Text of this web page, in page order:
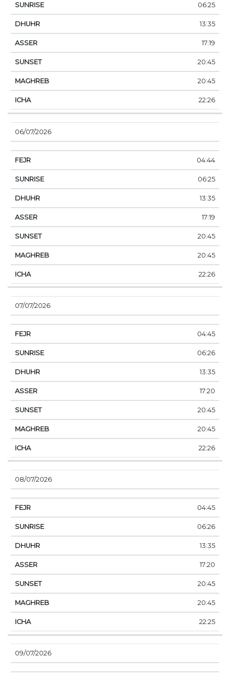
06:25
13:35
17:19
20:45
20:45
22:26
06/07/2026
04:44
06:25
13:35
17:19
20:45
20:45
22:26
07/07/2026
04:45
06:26
13:35
17:20
20:45
20:45
22:26
08/07/2026
04:45
06:26
13:35
17:20
20:45
20:45
22:25
09/07/2026